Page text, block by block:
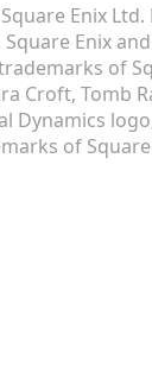
Enix
Square Enix
of
Croft, Tomb
Dynamics
of